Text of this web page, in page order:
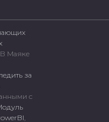
В Маяке
за
с
,